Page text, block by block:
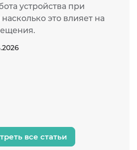
устройства при
это влияет на
все статьи